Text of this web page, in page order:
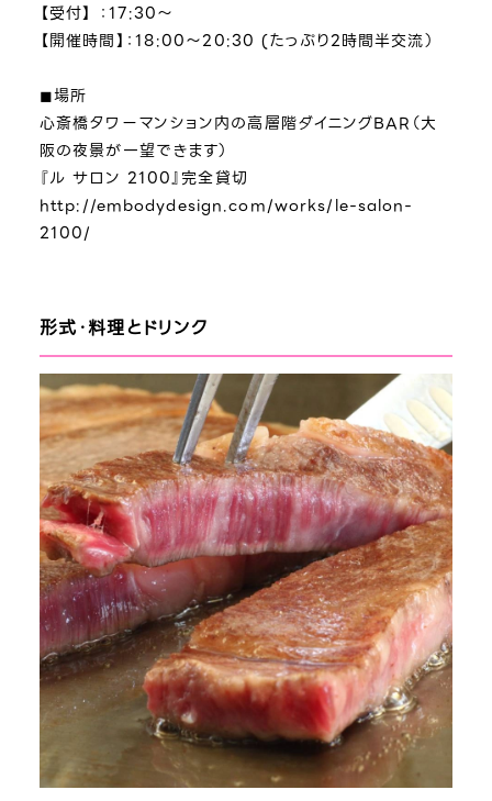
【受付】 ：17:30～
【開催時間】：18:00～20:30 (たっぷり2時間半交流）
◼︎場所
心斎橋タワーマンション内の高層階ダイニングBAR（大
阪の夜景が一望できます）
『ル サロン 2100』完全貸切
http://embodydesign.com/works/le-salon-
2100/
形式・料理とドリンク